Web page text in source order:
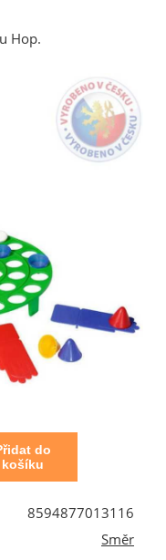
Hop.
8594877013116
Směr